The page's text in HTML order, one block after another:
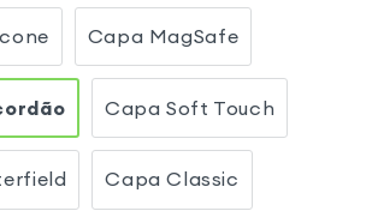
Capa MagSafe
Capa Soft Touch
Capa Classic